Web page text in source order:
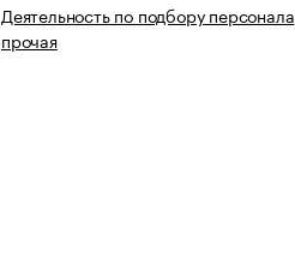
Деятельность по подбору персонала
прочая